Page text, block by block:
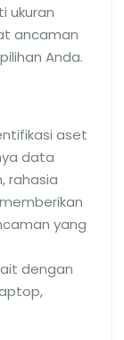
ukuran
ancaman
Anda.
aset
data
rahasia
yang
dengan